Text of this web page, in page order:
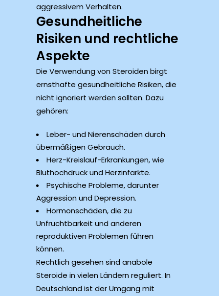
aggressivem Verhalten.
Gesundheitliche
Risiken und rechtliche
Aspekte
Die Verwendung von Steroiden birgt
ernsthafte gesundheitliche Risiken, die
nicht ignoriert werden sollten. Dazu
gehören:
Leber- und Nierenschäden durch
übermäßigen Gebrauch.
Herz-Kreislauf-Erkrankungen, wie
Bluthochdruck und Herzinfarkte.
Psychische Probleme, darunter
Aggression und Depression.
Hormonschäden, die zu
Unfruchtbarkeit und anderen
reproduktiven Problemen führen
können.
Rechtlich gesehen sind anabole
Steroide in vielen Ländern reguliert. In
Deutschland ist der Umgang mit